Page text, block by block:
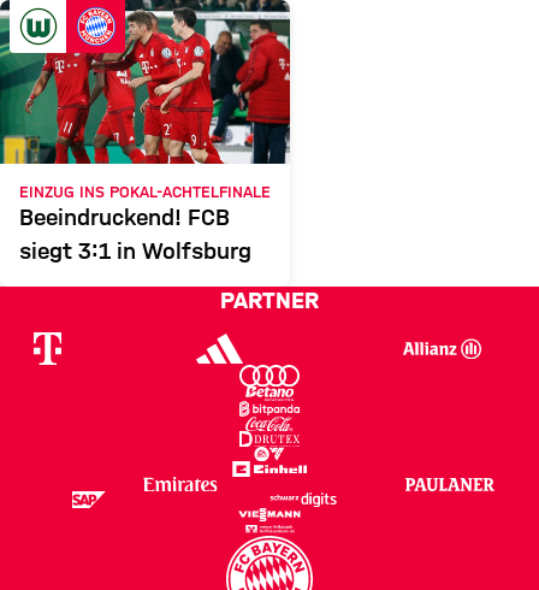
WOLFSBURG FCB
Zum Spielbericht
EINZUG INS POKAL-ACHTELFINALE
Beeindruckend! FCB
siegt 3:1 in Wolfsburg
PARTNER